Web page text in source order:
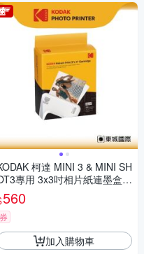
柯達 MINI 3 & MINI SH
專用 3x3吋相片紙連墨盒(3
0張) 公司貨
560
券
加入購物車